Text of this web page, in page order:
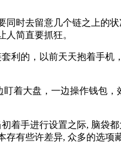
同时去留意几个链之上的
人简直要抓狂。
利的，以前天天抱着手机
盯着大盘，一边操作钱包，
着手进行设置之际, 脑袋
存有些许差异, 众多的选项